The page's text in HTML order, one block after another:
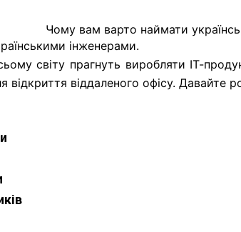
Чому вам варто наймати
інженерами.
світу прагнуть виробляти ІТ-
відкриття віддаленого офісу. Давайте